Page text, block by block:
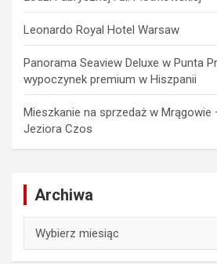
Leonardo Royal Hotel Warsaw
Panorama Seaview Deluxe w Punta
wypoczynek premium w Hiszpanii
Mieszkanie na sprzedaż w Mrągowie
Jeziora Czos
Archiwa